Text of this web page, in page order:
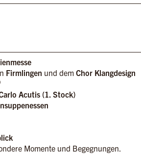
Firmlingen und dem Chor Klangdesign
Acutis (1. Stock)
Momente und Begegnungen.